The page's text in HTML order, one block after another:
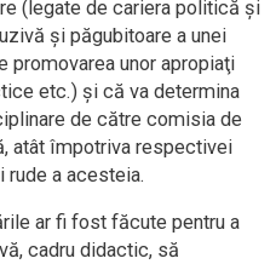
(legate de cariera politică şi
şi păgubitoare a unei
promovarea unor apropiaţi
etc.) şi că va determina
de către comisia de
atât împotriva respectivei
rude a acesteia.
ar fi fost făcute pentru a
cadru didactic, să